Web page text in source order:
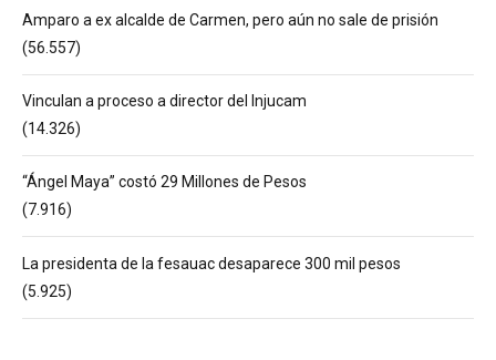
Amparo a ex alcalde de Carmen, pero aún no sale de prisión
(56.557)
Vinculan a proceso a director del Injucam
(14.326)
“Ángel Maya” costó 29 Millones de Pesos
(7.916)
La presidenta de la fesauac desaparece 300 mil pesos
(5.925)